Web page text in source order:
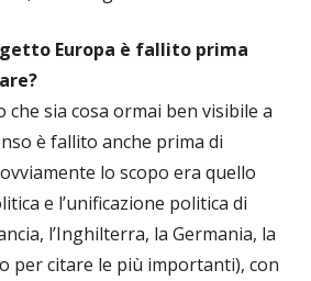
Europa è fallito prima
che sia cosa ormai ben visibile a
è fallito anche prima di
lo scopo era quello
e l’unificazione politica di
l’Inghilterra, la Germania, la
per citare le più importanti), con